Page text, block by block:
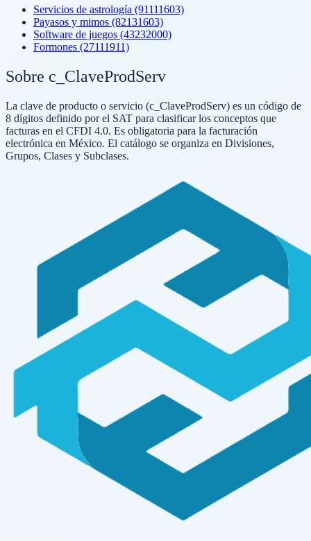
Servicios de astrología (91111603)
Payasos y mimos (82131603)
Software de juegos (43232000)
Formones (27111911)
Sobre c_ClaveProdServ
La clave de producto o servicio (c_ClaveProdServ) es un código de
8 dígitos definido por el SAT para clasificar los conceptos que
facturas en el CFDI 4.0. Es obligatoria para la facturación
electrónica en México. El catálogo se organiza en Divisiones,
Grupos, Clases y Subclases.